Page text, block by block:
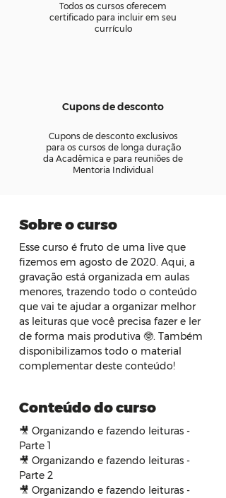
Todos os cursos oferecem
certificado para incluir em seu
currículo
Cupons de desconto
Cupons de desconto exclusivos
para os cursos de longa duração
da Acadêmica e para reuniões de
Mentoria Individual
Sobre o curso
Esse curso é fruto de uma live que
fizemos em agosto de 2020. Aqui, a
gravação está organizada em aulas
menores, trazendo todo o conteúdo
que vai te ajudar a organizar melhor
as leituras que você precisa fazer e ler
de forma mais produtiva 🤓. Também
disponibilizamos todo o material
complementar deste conteúdo!
Conteúdo do curso
🎥 Organizando e fazendo leituras -
Parte 1
🎥 Organizando e fazendo leituras -
Parte 2
🎥 Organizando e fazendo leituras -